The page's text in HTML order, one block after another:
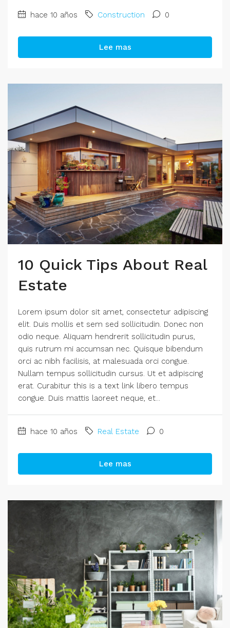
hace 10 años Construction 0
Lee mas
10 Quick Tips About Real
Estate
Lorem ipsum dolor sit amet, consectetur adipiscing
elit. Duis mollis et sem sed sollicitudin. Donec non
odio neque. Aliquam hendrerit sollicitudin purus,
quis rutrum mi accumsan nec. Quisque bibendum
orci ac nibh facilisis, at malesuada orci congue.
Nullam tempus sollicitudin cursus. Ut et adipiscing
erat. Curabitur this is a text link libero tempus
congue. Duis mattis laoreet neque, et...
hace 10 años Real Estate 0
Lee mas